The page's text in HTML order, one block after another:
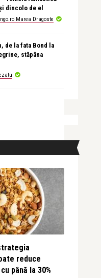
dincolo de el
Marea Dragoste
de la fata Bond la
stăpâna
reduce
până la 30%